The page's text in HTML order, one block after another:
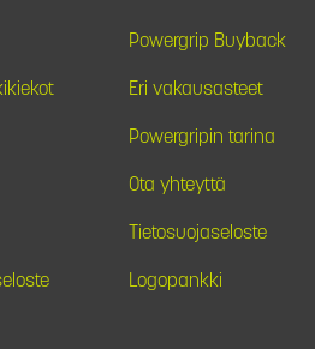
Powergrip Buyback
Eri vakausasteet
Powergripin tarina
Ota yhteyttä
Tietosuojaseloste
Logopankki